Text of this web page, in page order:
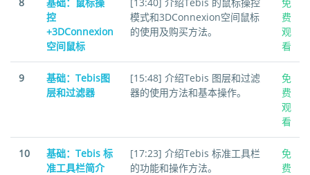
控
+3DConnexion
空间鼠标
模式和3DConnexion空间鼠标
的使用及购买方法。
费
观
看
9
基础：Tebis图
层和过滤器
[15:48] 介绍Tebis 图层和过滤
器的使用方法和基本操作。
免
费
观
看
10
基础：Tebis 标
准工具栏简介
[17:23] 介绍Tebis 标准工具栏
的功能和操作方法。
免
费